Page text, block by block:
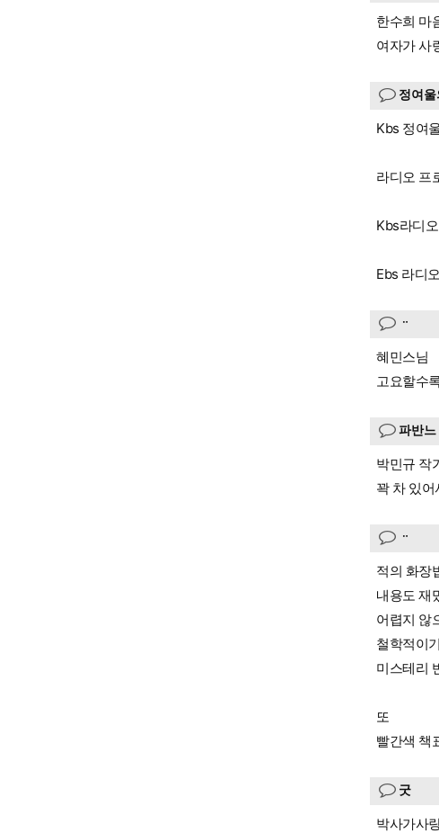
한수희 마
여자가 사
정여
Kbs 정여
라디오 프
Kbs라디
Ebs 라디
ᆢ
혜민스님
고요할수
파반느
박민규 작
꽉 차 있
ᆢ
적의 화장
내용도 재
어렵지 않
철학적이
미스테리
또
빨간색 책
굿
박사가사